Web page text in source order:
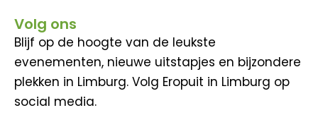
Volg ons
Blijf op de hoogte van de leukste
evenementen, nieuwe uitstapjes en bijzondere
plekken in Limburg. Volg Eropuit in Limburg op
social media.